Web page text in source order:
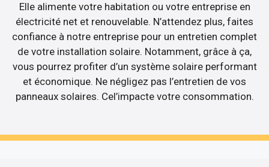
Elle alimente votre habitation ou votre entreprise en
électricité net et renouvelable. N’attendez plus, faites
confiance à notre entreprise pour un entretien complet
de votre installation solaire. Notamment, grâce à ça,
vous pourrez profiter d’un système solaire performant
et économique. Ne négligez pas l’entretien de vos
panneaux solaires. Cel’impacte votre consommation.